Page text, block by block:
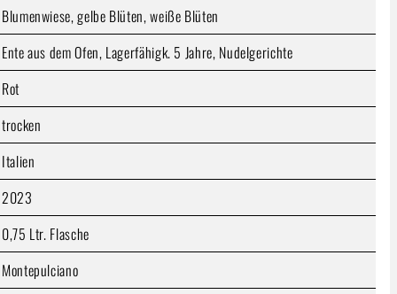
Blumenwiese, gelbe Blüten, weiße Blüten
Ente aus dem Ofen, Lagerfähigk. 5 Jahre, Nudelgerichte
Rot
trocken
Italien
2023
0,75 Ltr. Flasche
Montepulciano